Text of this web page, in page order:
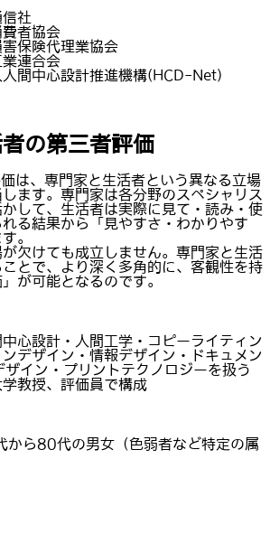
社
者協会
保険代理業協会
業連合会
間中心設計推進機構(HCD-Net)
の第三者評価
は、専門家と生活者という異なる立場
ます。専門家は各分野のスペシャリス
かして、生活者は実際に見て・読み・使
る結果から「見やすさ・わかりやす
。
欠けても成立しません。専門家と生活
とで、より深く多角的に、客観性を持
が可能となるのです。
心設計・人間工学・コピーライティン
デザイン・情報デザイン・ドキュメン
ザイン・プリントテクノロジーを扱う
教授、評価員で構成
から80代の男女（色弱者など特定の属